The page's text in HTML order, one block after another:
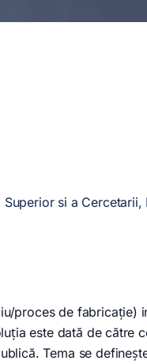
si a
proces de fabricaţie)
este dată de către
Tema se